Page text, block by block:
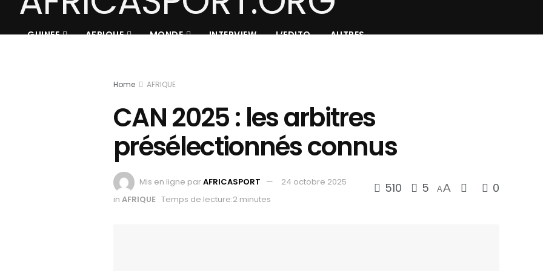
GUINEE AFRIQUE MONDE INTERVIEW L’EDITO AUTRES
Home AFRIQUE
CAN 2025 : les arbitres
présélectionnés connus
Mis en ligne parAFRICASPORT
24 octobre 2025
in AFRIQUE Temps de lecture:2 minutes
510 5 AA 0